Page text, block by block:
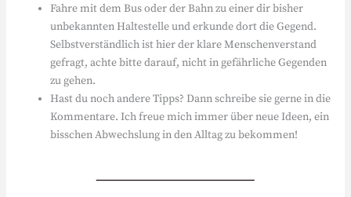
Fahre mit dem Bus oder der Bahn zu einer dir bisher
unbekannten Haltestelle und erkunde dort die Gegend.
Selbstverständlich ist hier der klare Menschenverstand
gefragt, achte bitte darauf, nicht in gefährliche Gegenden
zu gehen.
Hast du noch andere Tipps? Dann schreibe sie gerne in die
Kommentare. Ich freue mich immer über neue Ideen, ein
bisschen Abwechslung in den Alltag zu bekommen!